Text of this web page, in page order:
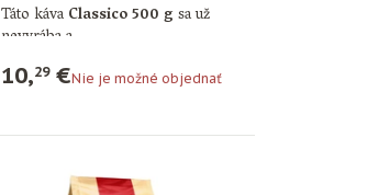
Táto kávaClassico 500 gsa už
nevyrába a …
10,29€Nie je možné objednať